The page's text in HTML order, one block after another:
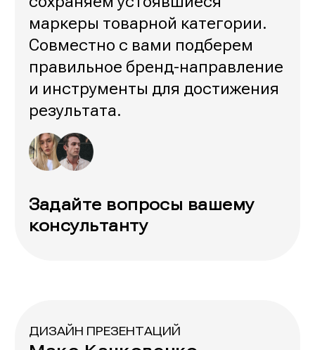
маркеры товарной категории.
Совместно с вами подберем
правильное бренд-направление
и инструменты для достижения
результата.
Задайте вопросы вашему
консультанту
ДИЗАЙН ПРЕЗЕНТАЦИЙ